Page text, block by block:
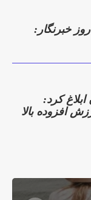
خبرنگار:
کرد:
افزوده بالا